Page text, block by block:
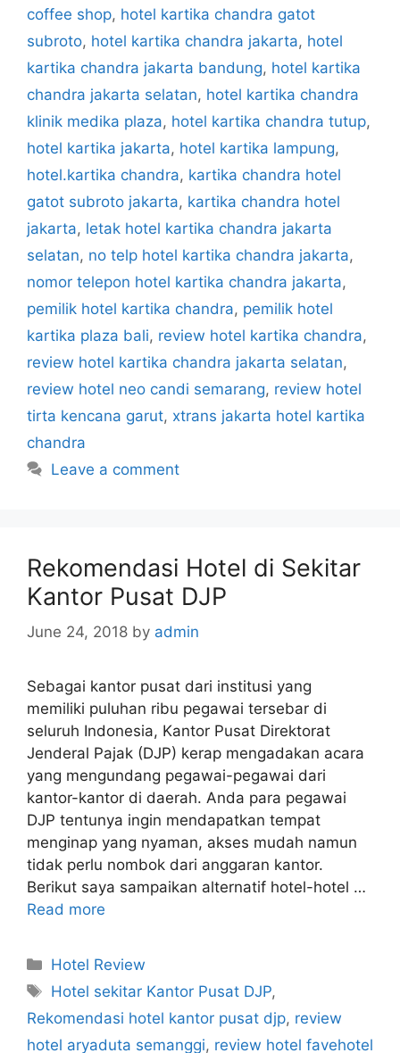
coffee shop, hotel kartika chandra gatot
subroto, hotel kartika chandra jakarta, hotel
kartika chandra jakarta bandung, hotel kartika
chandra jakarta selatan, hotel kartika chandra
klinik medika plaza, hotel kartika chandra tutup,
hotel kartika jakarta, hotel kartika lampung,
hotel.kartika chandra, kartika chandra hotel
gatot subroto jakarta, kartika chandra hotel
jakarta, letak hotel kartika chandra jakarta
selatan, no telp hotel kartika chandra jakarta,
nomor telepon hotel kartika chandra jakarta,
pemilik hotel kartika chandra, pemilik hotel
kartika plaza bali, review hotel kartika chandra,
review hotel kartika chandra jakarta selatan,
review hotel neo candi semarang, review hotel
tirta kencana garut, xtrans jakarta hotel kartika
chandra
Leave a comment
Rekomendasi Hotel di Sekitar
Kantor Pusat DJP
June 24, 2018 by admin
Sebagai kantor pusat dari institusi yang
memiliki puluhan ribu pegawai tersebar di
seluruh Indonesia, Kantor Pusat Direktorat
Jenderal Pajak (DJP) kerap mengadakan acara
yang mengundang pegawai-pegawai dari
kantor-kantor di daerah. Anda para pegawai
DJP tentunya ingin mendapatkan tempat
menginap yang nyaman, akses mudah namun
tidak perlu nombok dari anggaran kantor.
Berikut saya sampaikan alternatif hotel-hotel …
Read more
Categories
Hotel Review
Tags
Hotel sekitar Kantor Pusat DJP,
Rekomendasi hotel kantor pusat djp, review
hotel aryaduta semanggi, review hotel favehotel